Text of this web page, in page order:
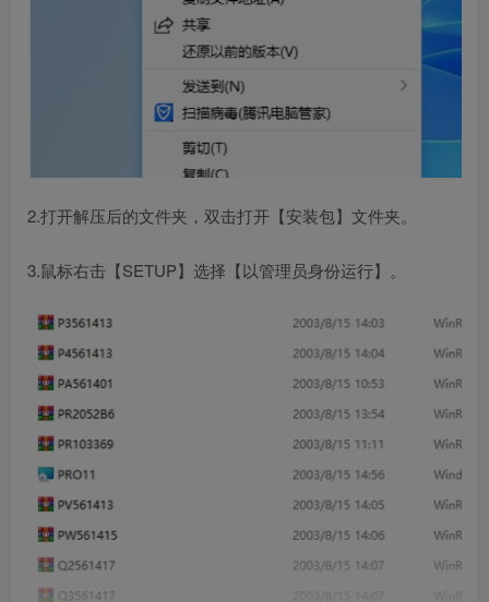
2.打开解压后的文件夹，双击打开【安装包】文件夹。
3.鼠标右击【SETUP】选择【以管理员身份运行】。